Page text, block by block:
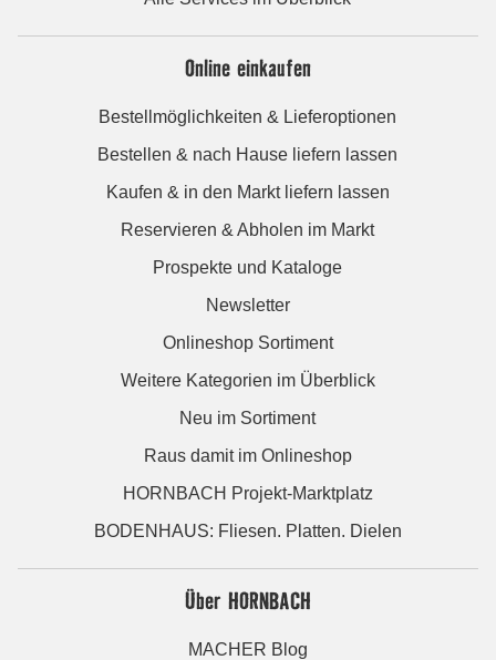
Online einkaufen
Bestellmöglichkeiten & Lieferoptionen
Bestellen & nach Hause liefern lassen
Kaufen & in den Markt liefern lassen
Reservieren & Abholen im Markt
Prospekte und Kataloge
Newsletter
Onlineshop Sortiment
Weitere Kategorien im Überblick
Neu im Sortiment
Raus damit im Onlineshop
HORNBACH Projekt-Marktplatz
BODENHAUS: Fliesen. Platten. Dielen
Über HORNBACH
MACHER Blog